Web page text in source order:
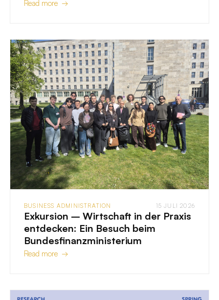
Read more →
BUSINESS ADMINISTRATION 15 JULI 2026
Exkursion – Wirtschaft in der Praxis
entdecken: Ein Besuch beim
Bundesfinanzministerium
Read more →